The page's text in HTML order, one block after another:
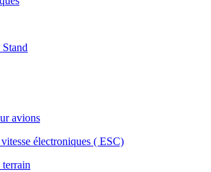
avions
électroniques ( ESC)